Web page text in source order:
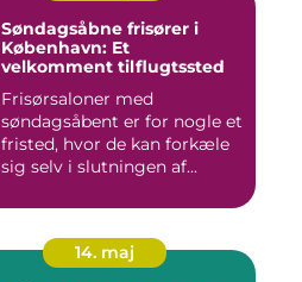
Søndagsåbne frisører i
København: Et
velkomment tilflugtssted
Frisørsaloner med
søndagsåbent er for nogle et
fristed, hvor de kan forkæle
sig selv i slutningen af...
14. maj